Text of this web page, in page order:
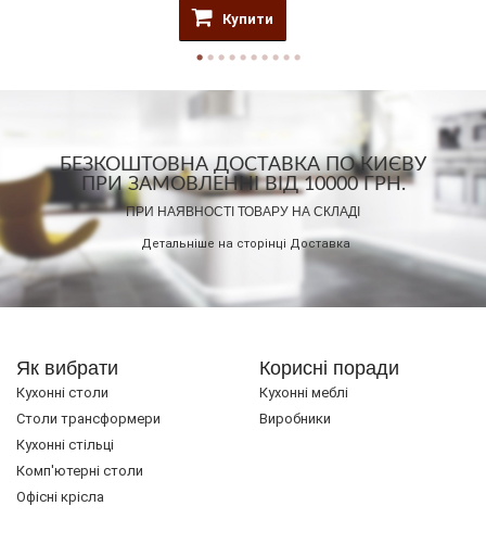
Купити
БЕЗКОШТОВНА ДОСТАВКА ПО КИЄВУ
ПРИ ЗАМОВЛЕННІ ВІД 10000 ГРН.
ПРИ НАЯВНОСТІ ТОВАРУ НА СКЛАДІ
Детальніше на сторінці Доставка
Як вибрати
Кухонні столи
Cтоли трансформери
Кухонні стільці
Комп'ютерні столи
Офісні крісла
Корисні поради
Кухонні меблі
Виробники